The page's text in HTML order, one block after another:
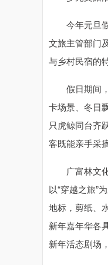
今年元旦假
文旅主管部门
与乡村民宿的
假日期间，
卡场景、冬日
只虎鲸同台齐
客既能亲手采
广富林文化
以“穿越之旅”
地标，剪纸、
新年嘉年华各
新年活态剧场